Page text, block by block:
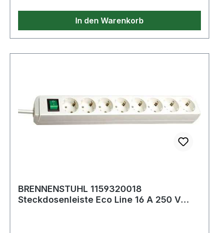
In den Warenkorb
BRENNENSTUHL 1159320018
Steckdosenleiste Eco Line 16 A 250 V